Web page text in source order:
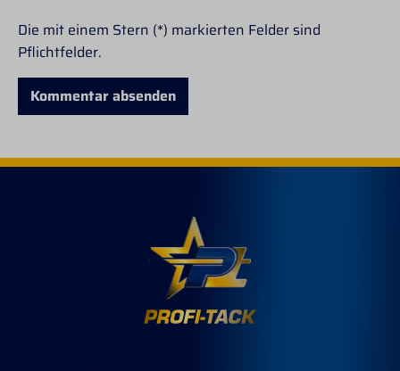
Die mit einem Stern (*) markierten Felder sind
Pflichtfelder.
Kommentar absenden